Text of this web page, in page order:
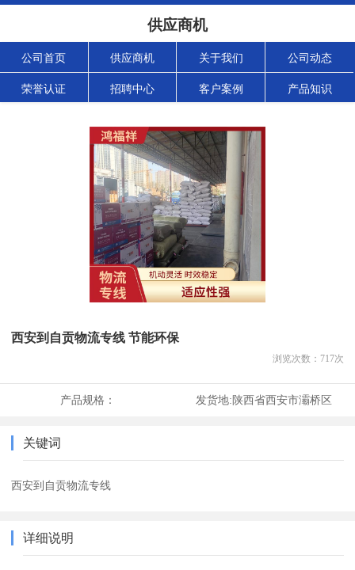
供应商机
公司首页 供应商机 关于我们 公司动态
荣誉认证 招聘中心 客户案例 产品知识
西安到自贡物流专线 节能环保
浏览次数： 717次
产品规格： 发货地:陕西省西安市灞桥区
关键词
西安到自贡物流专线
详细说明